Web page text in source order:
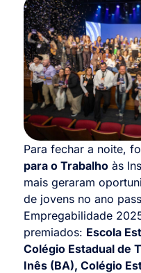
Para fechar a noite,
para o Trabalho às
mais geraram
de jovens no ano
Empregabilidade
premiados: Escola
Colégio Estadual de
Inês (BA), Colégio